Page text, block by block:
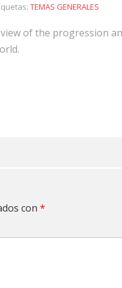
TEMAS GENERALES
of the progression
con *